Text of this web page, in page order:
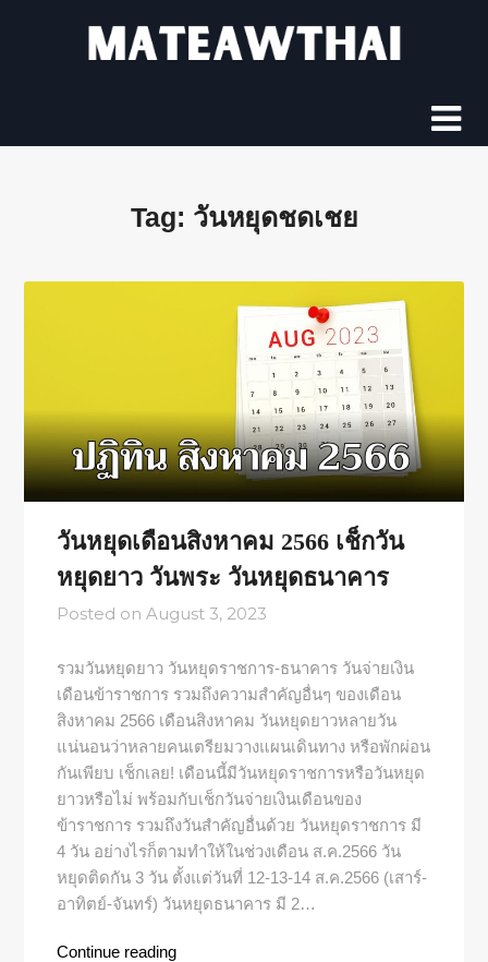
Tag: วันหยุดชดเชย
วันหยุดเดือนสิงหาคม 2566 เช็กวัน
หยุดยาว วันพระ วันหยุดธนาคาร
Posted onAugust 3, 2023
รวมวันหยุดยาว วันหยุดราชการ-ธนาคาร วันจ่ายเงิน
เดือนข้าราชการ รวมถึงความสำคัญอื่นๆ ของเดือน
สิงหาคม 2566 เดือนสิงหาคม วันหยุดยาวหลายวัน
แน่นอนว่าหลายคนเตรียมวางแผนเดินทาง หรือพักผ่อน
กันเพียบ เช็กเลย! เดือนนี้มีวันหยุดราชการหรือวันหยุด
ยาวหรือไม่ พร้อมกับเช็กวันจ่ายเงินเดือนของ
ข้าราชการ รวมถึงวันสำคัญอื่นด้วย วันหยุดราชการ มี
4 วัน อย่างไรก็ตามทำให้ในช่วงเดือน ส.ค.2566 วัน
หยุดติดกัน 3 วัน ตั้งแต่วันที่ 12-13-14 ส.ค.2566 (เสาร์-
อาทิตย์-จันทร์) วันหยุดธนาคาร มี 2…
Continue reading